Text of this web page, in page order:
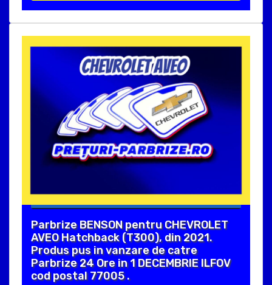
Parbrize BENSON pentru CHEVROLET
AVEO Hatchback (T300), din 2021.
Produs pus in vanzare de catre
Parbrize 24 Ore in 1 DECEMBRIE ILFOV
cod postal 77005 .